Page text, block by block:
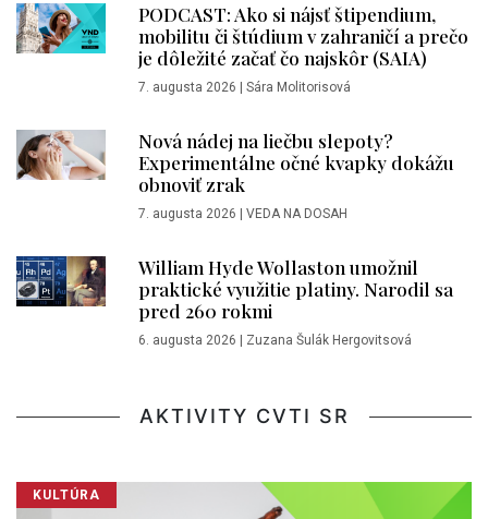
PODCAST: Ako si nájsť štipendium,
mobilitu či štúdium v zahraničí a prečo
je dôležité začať čo najskôr (SAIA)
7. augusta 2026 | Sára Molitorisová
Nová nádej na liečbu slepoty?
Experimentálne očné kvapky dokážu
obnoviť zrak
7. augusta 2026 | VEDA NA DOSAH
William Hyde Wollaston umožnil
praktické využitie platiny. Narodil sa
pred 260 rokmi
6. augusta 2026 | Zuzana Šulák Hergovitsová
AKTIVITY CVTI SR
KULTÚRA